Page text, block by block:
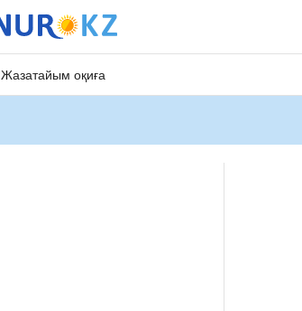
Жазатайым оқиға